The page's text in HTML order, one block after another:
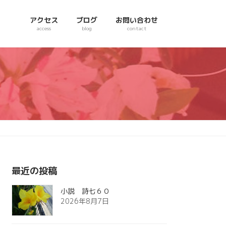
アクセス
access
ブログ
blog
お問い合わせ
contact
最近の投稿
小説 詩七６０
2026年8月7日